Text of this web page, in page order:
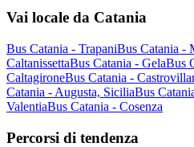
Vai locale da Catania
Bus Catania - TrapaniBus Catania -
CaltanissettaBus Catania - GelaBus
CaltagironeBus Catania -
Catania - Augusta, SiciliaBus
ValentiaBus Catania - Cosenza
Percorsi di tendenza